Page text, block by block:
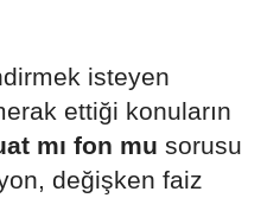
isteyen
ettiği konuların
mı fon mu sorusu
değişken faiz